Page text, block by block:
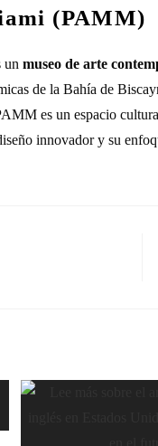
(PAMM)
un museo de arte
de la Bahía de
es un espacio
innovador y su